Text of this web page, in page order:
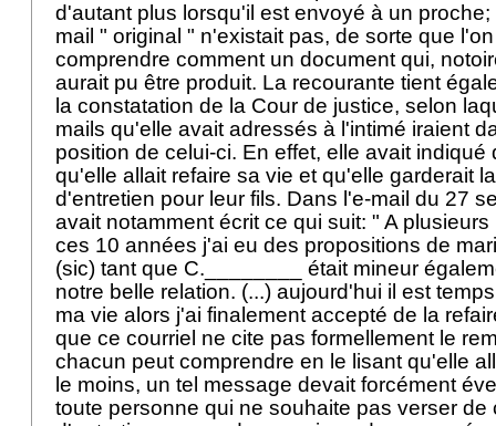
d'autant plus lorsqu'il est envoyé à un
mail " original " n'existait pas, de sorte que
comprendre comment un document qui,
aurait pu être produit. La recourante tient
la constatation de la Cour de justice, selon
mails qu'elle avait adressés à l'intimé iraient
position de celui-ci. En effet, elle avait indiqué
qu'elle allait refaire sa vie et qu'elle garderait
d'entretien pour leur fils. Dans l'e-mail du 27
avait notamment écrit ce qui suit: " A
ces 10 années j'ai eu des propositions de
(sic) tant que C.________ était mineur
notre belle relation. (...) aujourd'hui il est
ma vie alors j'ai finalement accepté de la
que ce courriel ne cite pas formellement le
chacun peut comprendre en le lisant qu'elle
le moins, un tel message devait forcément
toute personne qui ne souhaite pas verser de